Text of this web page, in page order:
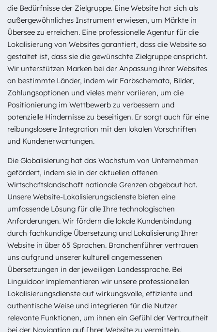
die Bedürfnisse der Zielgruppe. Eine Website hat sich als
außergewöhnliches Instrument erwiesen, um Märkte in
Übersee zu erreichen. Eine professionelle Agentur für die
Lokalisierung von Websites garantiert, dass die Website so
gestaltet ist, dass sie die gewünschte Zielgruppe anspricht.
Wir unterstützen Marken bei der Anpassung ihrer Websites
an bestimmte Länder, indem wir Farbschemata, Bilder,
Zahlungsoptionen und vieles mehr variieren, um die
Positionierung im Wettbewerb zu verbessern und
potenzielle Hindernisse zu beseitigen. Er sorgt auch für eine
reibungslosere Integration mit den lokalen Vorschriften
und Kundenerwartungen.
Die Globalisierung hat das Wachstum von Unternehmen
gefördert, indem sie in der aktuellen offenen
Wirtschaftslandschaft nationale Grenzen abgebaut hat.
Unsere Website-Lokalisierungsdienste bieten eine
umfassende Lösung für alle Ihre technologischen
Anforderungen. Wir fördern die lokale Kundenbindung
durch fachkundige Übersetzung und Lokalisierung Ihrer
Website in über 65 Sprachen. Branchenführer vertrauen
uns aufgrund unserer kulturell angemessenen
Übersetzungen in der jeweiligen Landessprache. Bei
Linguidoor implementieren wir unsere professionellen
Lokalisierungsdienste auf wirkungsvolle, effiziente und
authentische Weise und integrieren für die Nutzer
relevante Funktionen, um ihnen ein Gefühl der Vertrautheit
bei der Navigation auf Ihrer Website zu vermitteln.